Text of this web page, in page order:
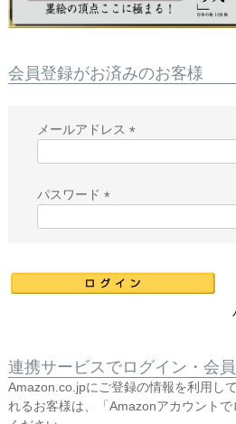
会員登録がお済みのお客様
メールアドレス
)
パスワード
)
連携サービスでログイン・会
Amazon.co.jpにご登録の情報を利用し
れるお客様は、「Amazonアカウント